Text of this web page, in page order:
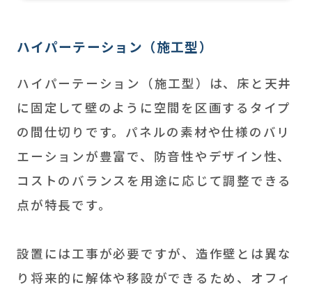
ハイパーテーション（施工型）
ハイパーテーション（施工型）は、床と天井
に固定して壁のように空間を区画するタイプ
の間仕切りです。パネルの素材や仕様のバリ
エーションが豊富で、防音性やデザイン性、
コストのバランスを用途に応じて調整できる
点が特長です。
設置には工事が必要ですが、造作壁とは異な
り将来的に解体や移設ができるため、オフィ